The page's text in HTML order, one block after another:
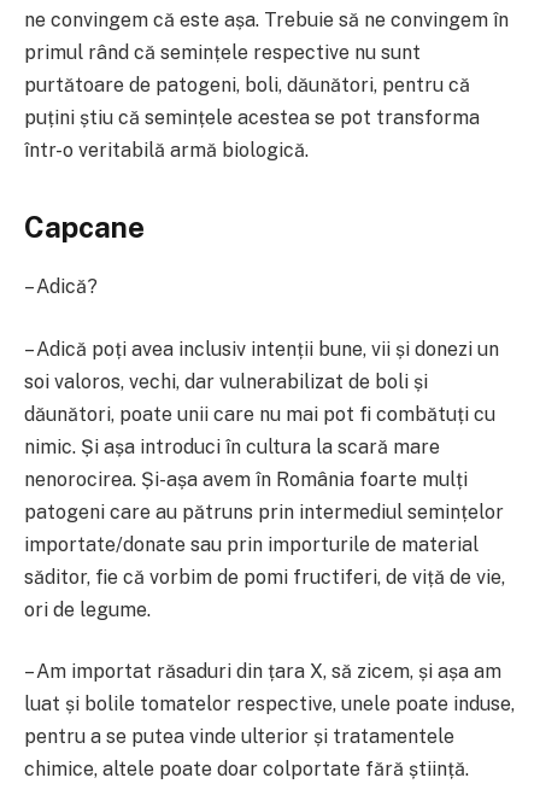
ne convingem că este așa. Trebuie să ne convingem în
primul rând că semințele respective nu sunt
purtătoare de patogeni, boli, dăunători, pentru că
puțini știu că semințele acestea se pot transforma
într-o veritabilă armă biologică.
Capcane
– Adică?
– Adică poți avea inclusiv intenții bune, vii și donezi un
soi valoros, vechi, dar vulnerabilizat de boli și
dăunători, poate unii care nu mai pot fi combătuți cu
nimic. Și așa introduci în cultura la scară mare
nenorocirea. Și-așa avem în România foarte mulți
patogeni care au pătruns prin intermediul semințelor
importate/donate sau prin importurile de material
săditor, fie că vorbim de pomi fructiferi, de viță de vie,
ori de legume.
– Am importat răsaduri din țara X, să zicem, și așa am
luat și bolile tomatelor respective, unele poate induse,
pentru a se putea vinde ulterior și tratamentele
chimice, altele poate doar colportate fără știință.